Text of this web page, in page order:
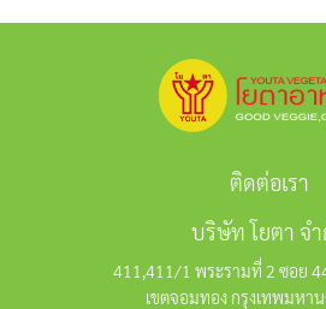
ติดต่อเรา
บริษัท โยตา จ
411,411/1 พระรามที่ 2 ซอย
เขตจอมทอง กรุงเทพมหา